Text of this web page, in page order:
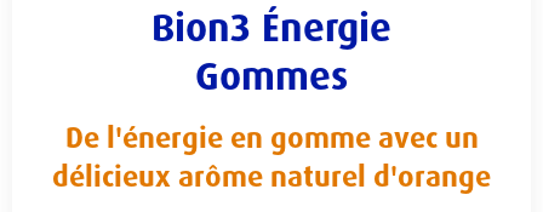
Bion3 Énergie
Gommes
De l'énergie en gomme avec un
délicieux arôme naturel d'orange